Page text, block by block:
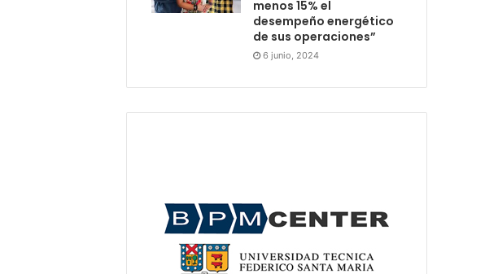
menos 15% el
desempeño energético
de sus operaciones”
6 junio, 2024